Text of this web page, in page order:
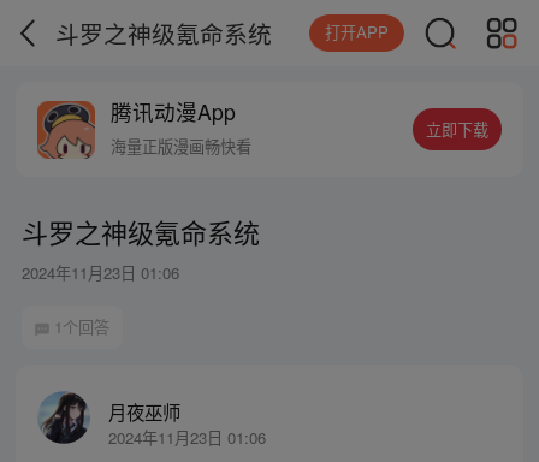
斗罗之神级氪命系统 打开APP
腾讯动漫App
海量正版漫画畅快看
立即下载
斗罗之神级氪命系统
2024年11月23日 01:06
1个回答
月夜巫师
2024年11月23日 01:06